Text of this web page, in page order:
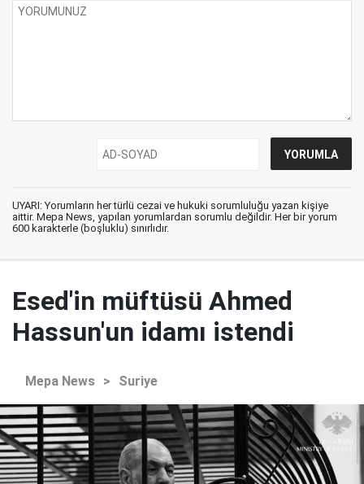
UYARI: Yorumların her türlü cezai ve hukuki sorumluluğu yazan kişiye
aittir. Mepa News, yapılan yorumlardan sorumlu değildir. Her bir yorum
600 karakterle (boşluklu) sınırlıdır.
Esed'in müftüsü Ahmed
Hassun'un idamı istendi
Mepa News > Suriye